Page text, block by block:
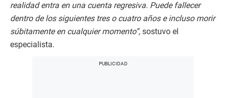
realidad entra en una cuenta regresiva. Puede fallecer
dentro de los siguientes tres o cuatro años e incluso morir
súbitamente en cualquier momento”, sostuvo el
especialista.